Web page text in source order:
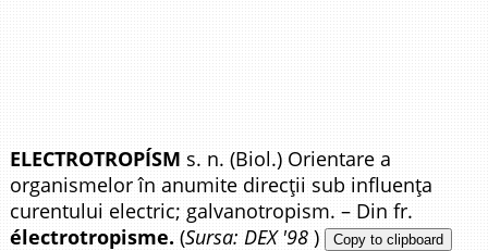
ELECTROTROPÍSM s. n. (Biol.) Orientare a
organismelor în anumite direcții sub influența
curentului electric; galvanotropism. – Din fr.
électrotropisme. (Sursa: DEX '98 ) Copy to clipboard